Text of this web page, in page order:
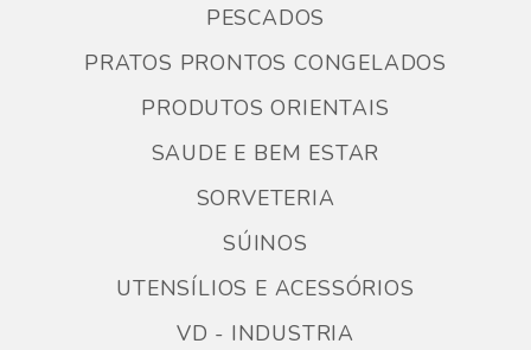
PESCADOS
PRATOS PRONTOS CONGELADOS
PRODUTOS ORIENTAIS
SAUDE E BEM ESTAR
SORVETERIA
SÚINOS
UTENSÍLIOS E ACESSÓRIOS
VD - INDUSTRIA